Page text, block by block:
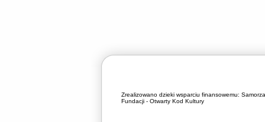
Zrealizowano dzieki wsparciu finansowemu:
Fundacji - Otwarty Kod Kultury